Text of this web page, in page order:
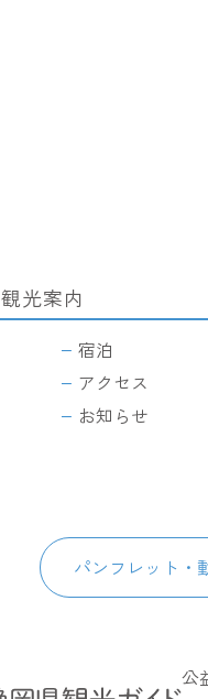
観光案内
宿泊
アクセス
お知らせ
パンフレット・
公